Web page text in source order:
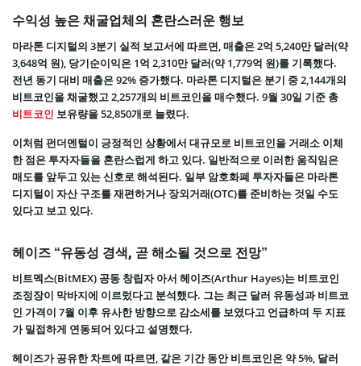
수익성 높은 채굴업체의 혼란스러운 행보
마라톤 디지털의 3분기 실적 보고서에 따르면, 매출은 2억 5,240만 달러(약
3,648억 원), 당기순이익은 1억 2,310만 달러(약 1,779억 원)를 기록했다.
전년 동기 대비 매출은 92% 증가했다. 마라톤 디지털은 분기 중 2,144개의
비트코인을 채굴했고 2,257개의 비트코인을 매수했다. 9월 30일 기준 총
비트코인 보유량을 52,850개로 늘렸다.
이처럼 펀더멘털이 긍정적인 상황에서 대규모로 비트코인을 거래소 이체
한 점은 투자자들을 혼란스럽게 하고 있다. 일반적으로 이러한 움직임은
매도를 앞두고 있는 신호로 해석된다. 일부 암호화폐 투자자들은 마라톤
디지털이 자산 구조를 재편하거나 장외거래(OTC)를 준비하는 것일 수도
있다고 보고 있다.
헤이즈 “유동성 경색, 곧 해소될 것으로 전망”
비트멕스(BitMEX) 공동 창립자 아서 헤이즈(Arthur Hayes)는 비트코인
조정장이 막바지에 이르렀다고 분석했다. 그는 최근 달러 유동성과 비트코
인 가격이 7월 이후 유사한 방향으로 감소세를 보였다고 언급하며 두 지표
가 밀접하게 연동되어 있다고 설명했다.
헤이즈가 공유한 차트에 따르면, 같은 기간 동안 비트코인은 약 5%, 달러